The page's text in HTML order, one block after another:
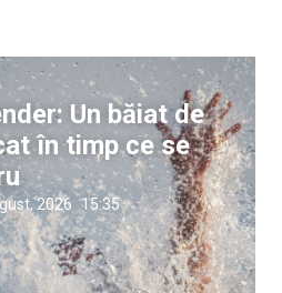
Un băiat de
în timp ce se
2026 15:35